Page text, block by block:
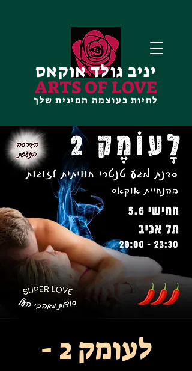
יניב גולד אוקאס
ARTS OF LOVE
לחיות בעוצמה המינית שלך
לעומק 2 -